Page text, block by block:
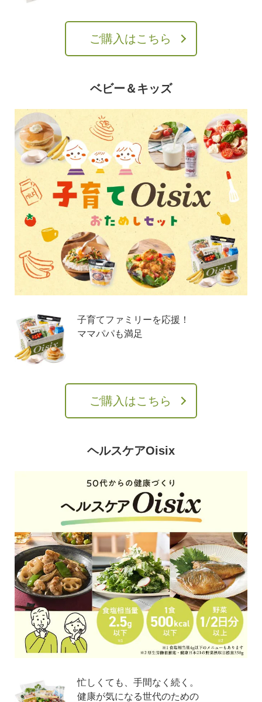
ご購入はこちら
ベビー＆キッズ
子育てファミリーを応援！
ママパパも満足
ご購入はこちら
ヘルスケアOisix
忙しくても、手間なく続く。
健康が気になる世代のための